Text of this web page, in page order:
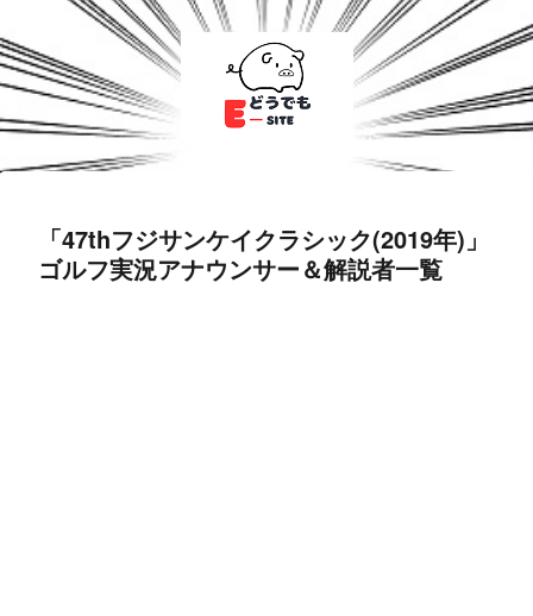
「47thフジサンケイクラシック(2019年)」
ゴルフ実況アナウンサー＆解説者一覧